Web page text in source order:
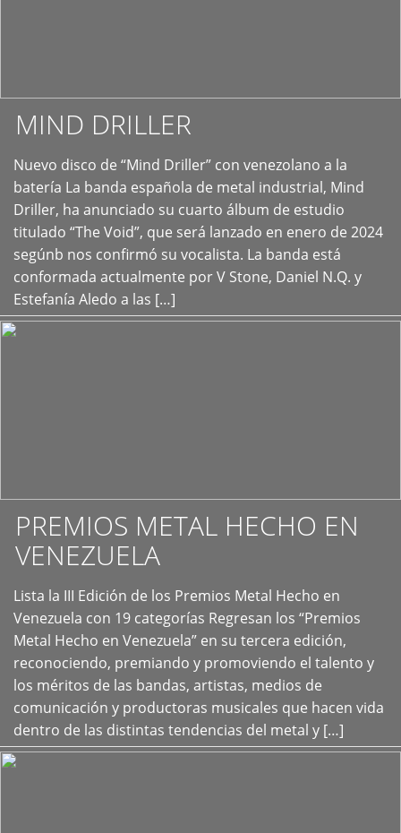
MIND DRILLER
Nuevo disco de “Mind Driller” con venezolano a la
batería La banda española de metal industrial, Mind
Driller, ha anunciado su cuarto álbum de estudio
titulado “The Void”, que será lanzado en enero de 2024
segúnb nos confirmó su vocalista. La banda está
conformada actualmente por V Stone, Daniel N.Q. y
Estefanía Aledo a las […]
+
PREMIOS METAL HECHO EN
VENEZUELA
Lista la III Edición de los Premios Metal Hecho en
Venezuela con 19 categorías Regresan los “Premios
Metal Hecho en Venezuela” en su tercera edición,
reconociendo, premiando y promoviendo el talento y
los méritos de las bandas, artistas, medios de
comunicación y productoras musicales que hacen vida
dentro de las distintas tendencias del metal y […]
+